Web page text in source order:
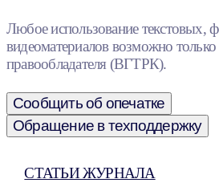
Любое использование текстовых,
видеоматериалов возможно только
правообладателя (ВГТРК).
Сообщить об опечатке
Обращение в техподдержку
СТАТЬИ ЖУРНАЛА